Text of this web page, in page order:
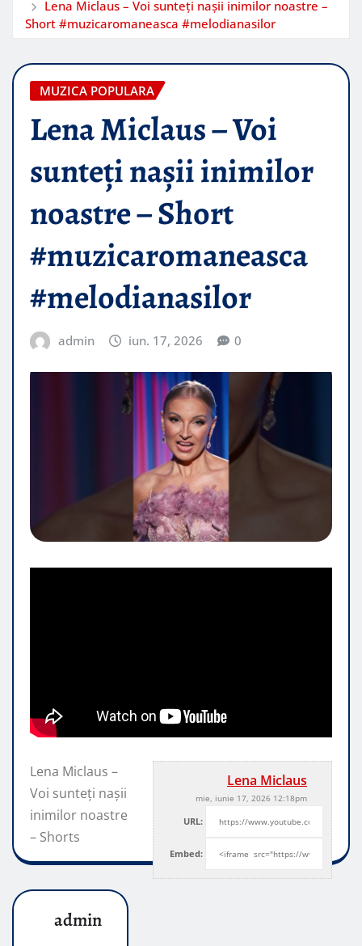
Lena Miclaus – Voi sunteți nașii inimilor noastre –
Short #muzicaromaneasca #melodianasilor
MUZICA POPULARA
Lena Miclaus – Voi
sunteți nașii inimilor
noastre – Short
#muzicaromaneasca
#melodianasilor
admin iun. 17, 2026 0
Lena Miclaus
mie, iunie 17, 2026 12:18pm
URL:
Embed:
Lena Miclaus –
Voi sunteți nașii
inimilor noastre
– Shorts
admin